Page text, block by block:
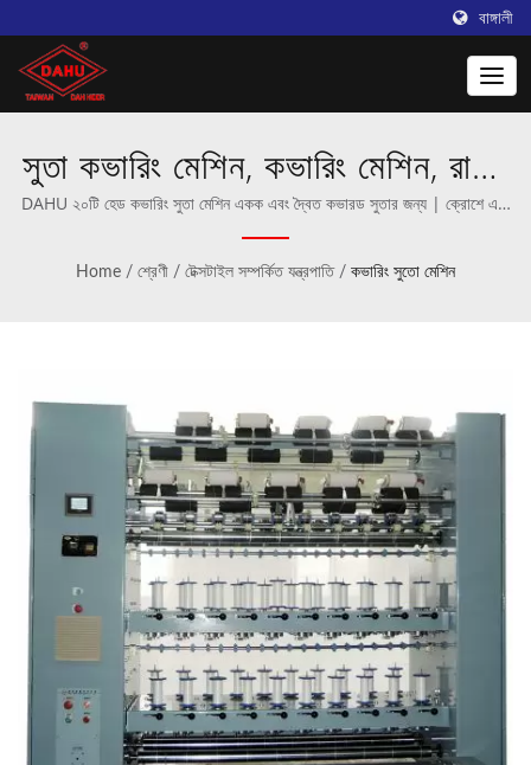
বাঙ্গালী
সুতা কভারিং মেশিন, কভারিং মেশিন, রাবার
এবং লাইক্রা কভারিং মেশিন। |
Taiwan DAHU থেকে উদ্ভাবনী
DAHU ২০টি হেড কভারিং সুতা মেশিন একক এবং দ্বৈত কভারড সুতার জন্য | ক্রোশে এবং
ওয়ার্প নিটিং যন্ত্রপাতির পেশাদার প্রস্তুতকারক।
Home / শ্রেণী / টেক্সটাইল সম্পর্কিত যন্ত্রপাতি / কভারিং সুতো মেশিন